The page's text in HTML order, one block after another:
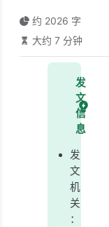
约 2026 字
大约 7 分钟
发
文
信
息
发
文
机
关
：